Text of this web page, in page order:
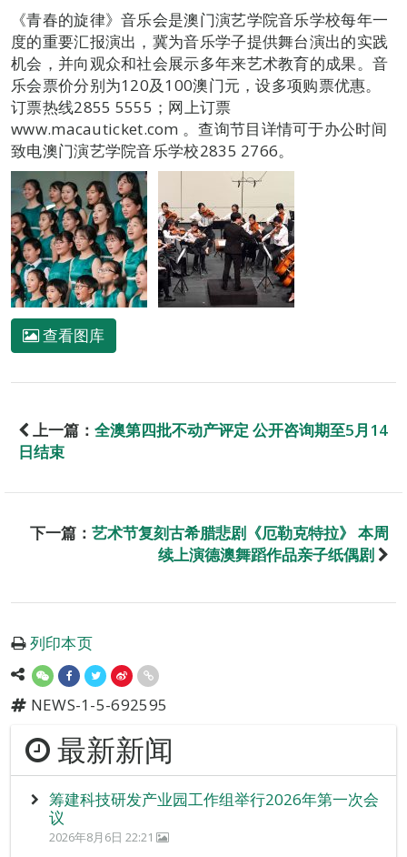
《青春的旋律》音乐会是澳门演艺学院音乐学校每年一
度的重要汇报演出，冀为音乐学子提供舞台演出的实践
机会，并向观众和社会展示多年来艺术教育的成果。音
乐会票价分别为120及100澳门元，设多项购票优惠。
订票热线2855 5555；网上订票
www.macauticket.com 。查询节目详情可于办公时间
致电澳门演艺学院音乐学校2835 2766。
查看图库
上一篇： 全澳第四批不动产评定 公开咨询期至5月14
日结束
下一篇： 艺术节复刻古希腊悲剧《厄勒克特拉》 本周
续上演德澳舞蹈作品亲子纸偶剧
列印本页
NEWS-1-5-692595
最新新闻
筹建科技研发产业园工作组举行2026年第一次会
议
2026年8月6日 22:21